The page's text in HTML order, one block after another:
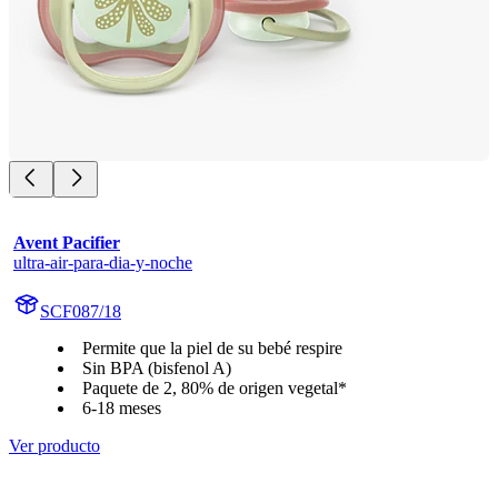
Avent Pacifier
ultra-air-para-dia-y-noche
SCF087/18
Permite que la piel de su bebé respire
Sin BPA (bisfenol A)
Paquete de 2, 80% de origen vegetal*
6-18 meses
Ver producto